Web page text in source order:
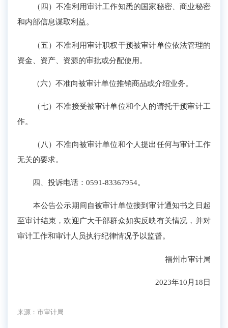
（四）不准利用审计工作知悉的国家秘密、商业秘密
和内部信息谋取利益。
（五）不准利用审计职权干预被审计单位依法管理的
资金、资产、资源的审批或分配使用。
（六）不准向被审计单位推销商品或介绍业务。
（七）不准接受被审计单位和个人的请托干预审计工
作。
（八）不准向被审计单位和个人提出任何与审计工作
无关的要求。
四、投诉电话：0591-83367954。
本公告公示期间自被审计单位接到审计通知书之日起
至审计结束，欢迎广大干部群众如实反映有关情况，并对
审计工作和审计人员执行纪律情况予以监督。
福州市审计局
2023年10月18日
来源：市审计局